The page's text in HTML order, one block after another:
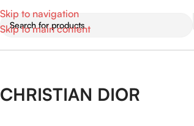
Skip to navigation
Skip to main content
CHRISTIAN DIOR